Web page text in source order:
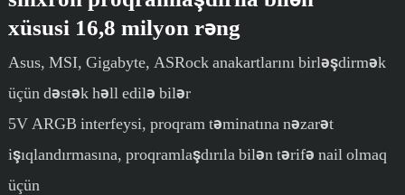
xüsusi 16,8 milyon rəng
Asus, MSI, Gigabyte, ASRock anakartlarını birləşdirmək
üçün dəstək həll edilə bilər
5V ARGB interfeysi, proqram təminatına nəzarət
işıqlandırmasına, proqramlaşdırıla bilən tərifə nail olmaq
üçün